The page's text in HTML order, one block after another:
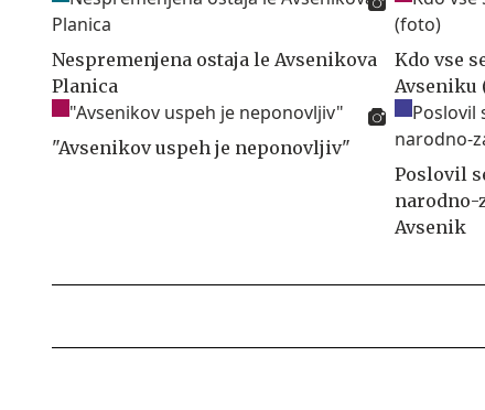
Nespremenjena ostaja le Avsenikova
Planica
Kdo vse
Avseniku
"Avsenikov uspeh je neponovljiv"
Poslovil
narodno-
Avsenik